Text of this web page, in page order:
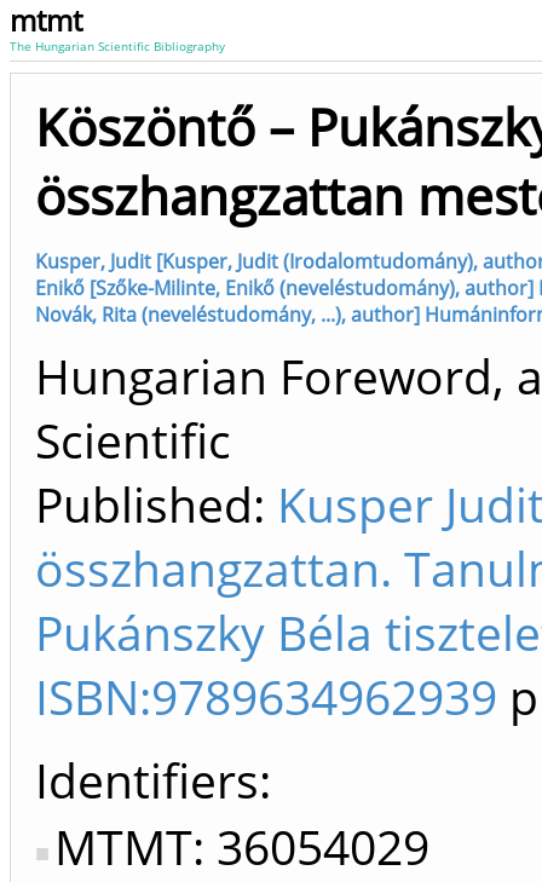
mtmt
The Hungarian Scientific Bibliography
Köszöntő –
összhangzattan
Kusper, Judit [Kusper, Judit (Irodalomtudomány),
Enikő [Szőke-Milinte, Enikő (neveléstudomány), author]
Novák, Rita (neveléstudomány, ...), author]
Hungarian Foreword,
Scientific
Published: Kusper
összhangzattan.
Pukánszky Béla
ISBN:9789634962939
Identifiers
MTMT: 36054029